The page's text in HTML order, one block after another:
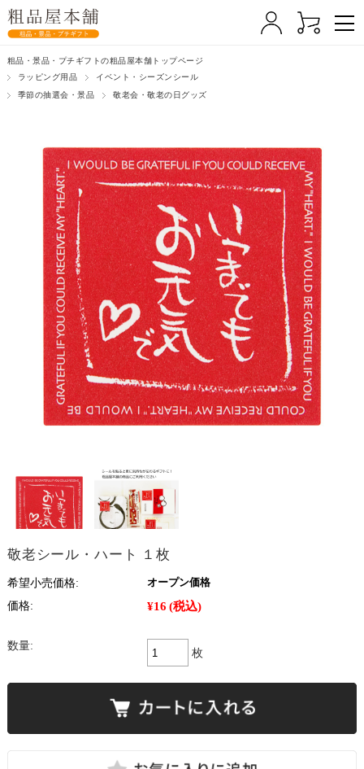
粗品・景品・プチギフトの粗品屋本舗トップページ
ラッピング用品
イベント・シーズンシール
季節の抽選会・景品
敬老会・敬老の日グッズ
敬老シール・ハート １枚
希望小売価格: オープン価格
価格: ¥16 (税込)
数量:
枚